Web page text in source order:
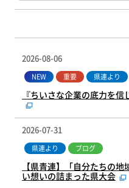
2026-08-06
NEW 重要 県連より
『ちいさな企業の底力を
2026-07-31
県連より ブログ
【県青連】「自分たちの
い想いの詰まった県大会